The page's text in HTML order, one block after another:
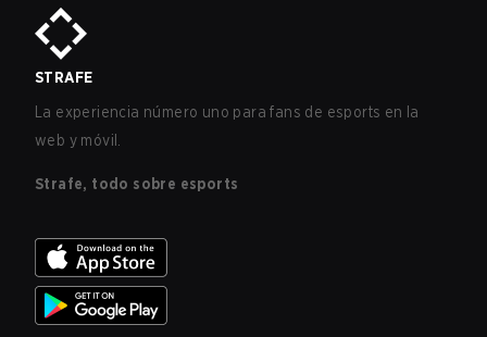
STRAFE
La experiencia número uno para fans de esports en la
web y móvil.
Strafe, todo sobre esports